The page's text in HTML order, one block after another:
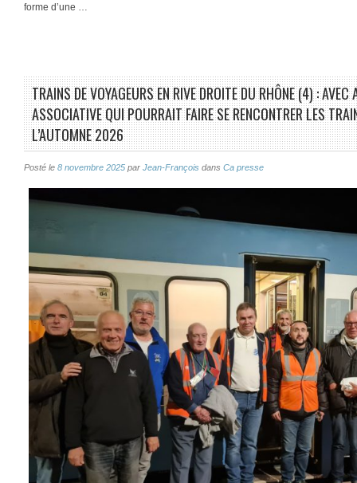
forme d’une …
TRAINS DE VOYAGEURS EN RIVE DROITE DU RHÔNE (4) :
ASSOCIATIVE QUI POURRAIT FAIRE SE RENCONTRER LES
L’AUTOMNE 2026
Posté le 8 novembre 2025 par Jean-François dans Ca presse